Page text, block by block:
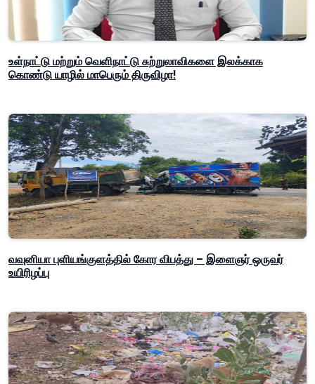
உள்நாட்டு மற்றும் வெளிநாட்டு சுற்றுலாவிகளை இலக்காக
கொண்டு யாழில் மாபெரும் திருவிழா!
வவுனியா புளியங்குளத்தில் கோர விபத்து – இளைஞர் ஒருவர்
உயிரிழப்பு